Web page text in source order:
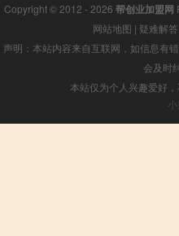
Copyright © 2012 - 2026 帮创业加盟网
网站地图 | 疑难解答
声明：本站内容来自互联网，如信息有
会及时
本站仅为个人兴趣爱好